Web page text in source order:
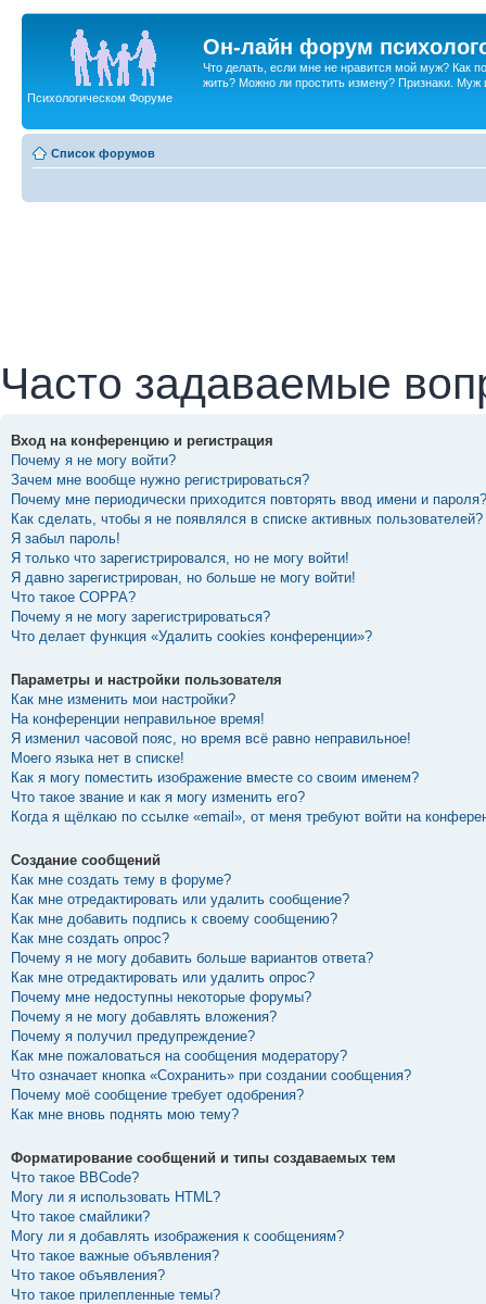
Он-лайн форум
Что делать, если мне не нравится мой муж? Как
жить? Можно ли простить измену? Признаки. Муж
Психологическом Форуме
Список форумов
Часто задаваемые
Вход на конференцию и регистрация
Почему я не могу войти?
Зачем мне вообще нужно регистрироваться?
Почему мне периодически приходится повторять ввод имени и пароля?
Как сделать, чтобы я не появлялся в списке активных пользователей?
Я забыл пароль!
Я только что зарегистрировался, но не могу войти!
Я давно зарегистрирован, но больше не могу войти!
Что такое COPPA?
Почему я не могу зарегистрироваться?
Что делает функция «Удалить cookies конференции»?
Параметры и настройки пользователя
Как мне изменить мои настройки?
На конференции неправильное время!
Я изменил часовой пояс, но время всё равно неправильное!
Моего языка нет в списке!
Как я могу поместить изображение вместе со своим именем?
Что такое звание и как я могу изменить его?
Когда я щёлкаю по ссылке «email», от меня требуют войти на
Создание сообщений
Как мне создать тему в форуме?
Как мне отредактировать или удалить сообщение?
Как мне добавить подпись к своему сообщению?
Как мне создать опрос?
Почему я не могу добавить больше вариантов ответа?
Как мне отредактировать или удалить опрос?
Почему мне недоступны некоторые форумы?
Почему я не могу добавлять вложения?
Почему я получил предупреждение?
Как мне пожаловаться на сообщения модератору?
Что означает кнопка «Сохранить» при создании сообщения?
Почему моё сообщение требует одобрения?
Как мне вновь поднять мою тему?
Форматирование сообщений и типы создаваемых тем
Что такое BBCode?
Могу ли я использовать HTML?
Что такое смайлики?
Могу ли я добавлять изображения к сообщениям?
Что такое важные объявления?
Что такое объявления?
Что такое прилепленные темы?